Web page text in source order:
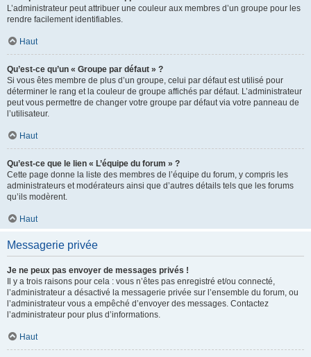
L’administrateur peut attribuer une couleur aux membres d’un groupe pour les
rendre facilement identifiables.
Haut
Qu’est-ce qu’un « Groupe par défaut » ?
Si vous êtes membre de plus d’un groupe, celui par défaut est utilisé pour
déterminer le rang et la couleur de groupe affichés par défaut. L’administrateur
peut vous permettre de changer votre groupe par défaut via votre panneau de
l’utilisateur.
Haut
Qu’est-ce que le lien « L’équipe du forum » ?
Cette page donne la liste des membres de l’équipe du forum, y compris les
administrateurs et modérateurs ainsi que d’autres détails tels que les forums
qu’ils modèrent.
Haut
Messagerie privée
Je ne peux pas envoyer de messages privés !
Il y a trois raisons pour cela : vous n’êtes pas enregistré et/ou connecté,
l’administrateur a désactivé la messagerie privée sur l’ensemble du forum, ou
l’administrateur vous a empêché d’envoyer des messages. Contactez
l’administrateur pour plus d’informations.
Haut